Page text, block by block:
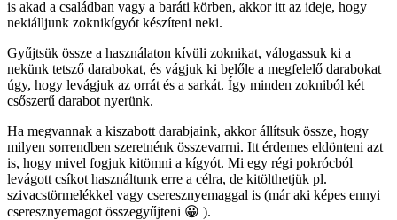
is akad a családban vagy a baráti körben, akkor itt az ideje, hogy
nekiálljunk zoknikígyót készíteni neki.
Gyűjtsük össze a használaton kívüli zoknikat, válogassuk ki a
nekünk tetsző darabokat, és vágjuk ki belőle a megfelelő darabokat
úgy, hogy levágjuk az orrát és a sarkát. Így minden zokniból két
csőszerű darabot nyerünk.
Ha megvannak a kiszabott darabjaink, akkor állítsuk össze, hogy
milyen sorrendben szeretnénk összevarrni. Itt érdemes eldönteni azt
is, hogy mivel fogjuk kitömni a kígyót. Mi egy régi pokrócból
levágott csíkot használtunk erre a célra, de kitölthetjük pl.
szivacstörmelékkel vagy cseresznyemaggal is (már aki képes ennyi
cseresznyemagot összegyűjteni 😀 ).